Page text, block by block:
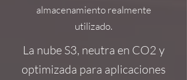
almacenamiento realmente
utilizado.
La nube S3, neutra en CO2 y
optimizada para aplicaciones